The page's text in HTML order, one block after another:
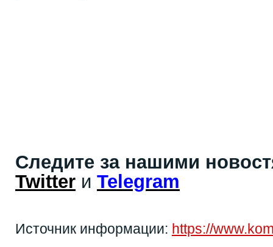
Следите за нашими
Twitter и Telegram
Источник информации: https://